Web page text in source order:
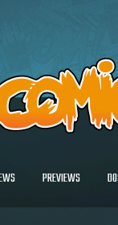
PREVIEWS